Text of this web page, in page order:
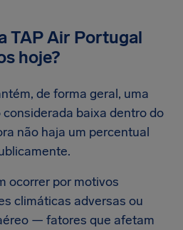
TAP Air Portugal
hoje?
de forma geral, uma
baixa dentro do
não haja um percentual
ocorrer por motivos
climáticas adversas ou
— fatores que afetam